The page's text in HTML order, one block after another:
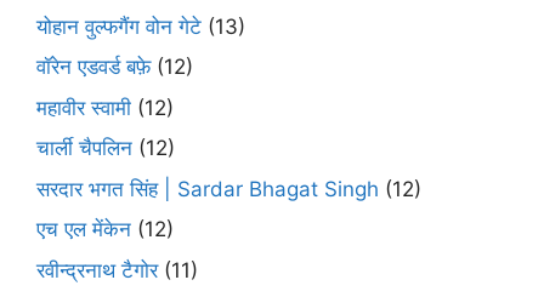
योहान वुल्फगैंग वोन गेटे (13)
वॉरेन एडवर्ड बफ़े(12)
महावीर स्वामी (12)
चार्ली चैपलिन (12)
सरदार भगत सिंह | Sardar Bhagat Singh (12)
एच एल मेंकेन (12)
रवीन्द्रनाथ टैगोर(11)